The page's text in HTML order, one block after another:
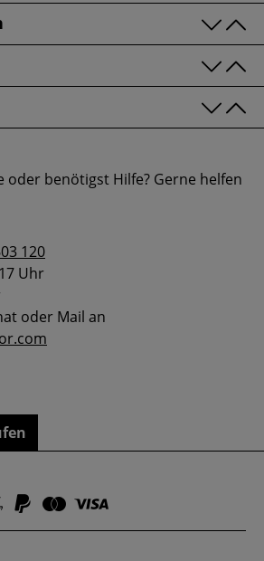
oder benötigst Hilfe? Gerne helfen
120
Uhr
oder Mail an